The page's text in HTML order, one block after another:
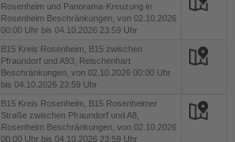
Rosenheim und Panorama-Kreuzung in
Rosenheim Beschränkungen, von 02.10.2026
00:00 Uhr bis 04.10.2026 23:59 Uhr
B15 Kreis Rosenheim, B15 zwischen
Pfraundorf und A93, Reischenhart
Beschränkungen, von 02.10.2026 00:00 Uhr
bis 04.10.2026 23:59 Uhr
B15 Kreis Rosenheim, B15 Rosenheimer
Straße zwischen Pfraundorf und A8,
Rosenheim Beschränkungen, von 02.10.2026
00:00 Uhr bis 04.10.2026 23:59 Uhr